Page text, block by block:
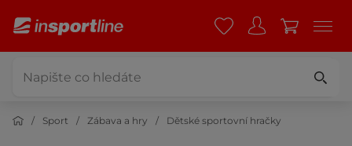
Sport Zábava a hry Dětské sportovní hračky